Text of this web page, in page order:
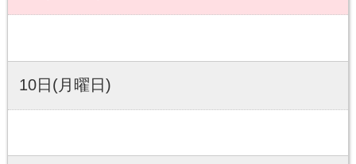
10日(月曜日)